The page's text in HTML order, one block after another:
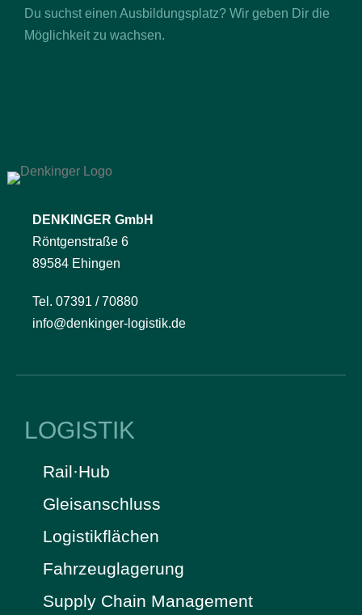
Du suchst einen Ausbildungsplatz? Wir geben Dir die
Möglichkeit zu wachsen.
DENKINGER GmbH
Röntgenstraße 6
89584 Ehingen
Tel. 07391 / 70880
info@denkinger-logistik.de
LOGISTIK
Rail·Hub
Gleisanschluss
Logistikflächen
Fahrzeuglagerung
Supply Chain Management